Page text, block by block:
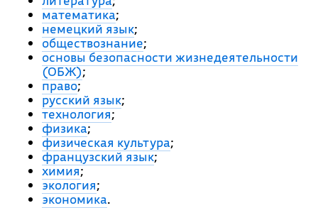
математика;
немецкий язык;
обществознание;
основы безопасности жизнедеятельности
(ОБЖ);
право;
русский язык;
технология;
физика;
физическая культура;
французский язык;
химия;
экология;
экономика.